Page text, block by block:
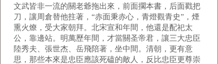
文武皆非一流的關老爺拖出來，前面擱本書，后面戳把
刀，讓周倉替他拄著，“赤面秉赤心，青燈觀青史”，煙
熏火燎，受大家朝拜。北宋宣和年間，他還是配祀太
公，靠邊站。明萬歷年間，才當關圣帝君，讓三大忠臣
陸秀夫、張世杰、岳飛陪著，坐中間。清朝，更有意
思，那些本來是忠臣應該死磕的敵人，反比忠臣更尊崇